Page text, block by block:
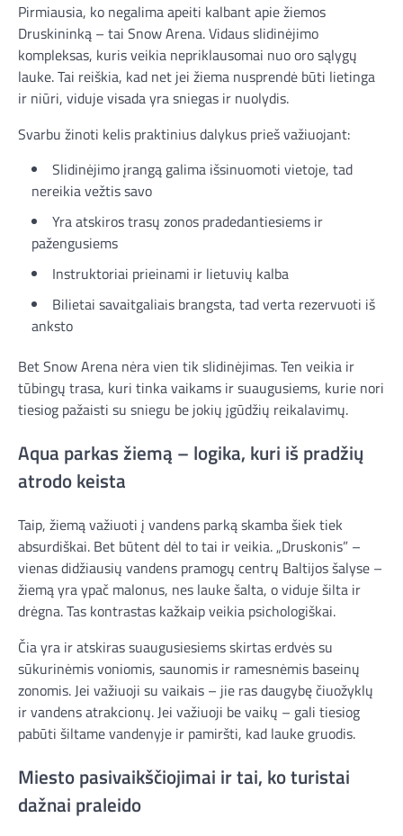
Pirmiausia, ko negalima apeiti kalbant apie žiemos
Druskininką – tai Snow Arena. Vidaus slidinėjimo
kompleksas, kuris veikia nepriklausomai nuo oro sąlygų
lauke. Tai reiškia, kad net jei žiema nusprendė būti lietinga
ir niūri, viduje visada yra sniegas ir nuolydis.
Svarbu žinoti kelis praktinius dalykus prieš važiuojant:
Slidinėjimo įrangą galima išsinuomoti vietoje, tad
nereikia vežtis savo
Yra atskiros trasų zonos pradedantiesiems ir
pažengusiems
Instruktoriai prieinami ir lietuvių kalba
Bilietai savaitgaliais brangsta, tad verta rezervuoti iš
anksto
Bet Snow Arena nėra vien tik slidinėjimas. Ten veikia ir
tūbingų trasa, kuri tinka vaikams ir suaugusiems, kurie nori
tiesiog pažaisti su sniegu be jokių įgūdžių reikalavimų.
Aqua parkas žiemą – logika, kuri iš pradžių
atrodo keista
Taip, žiemą važiuoti į vandens parką skamba šiek tiek
absurdiškai. Bet būtent dėl to tai ir veikia. „Druskonis” –
vienas didžiausių vandens pramogų centrų Baltijos šalyse –
žiemą yra ypač malonus, nes lauke šalta, o viduje šilta ir
drėgna. Tas kontrastas kažkaip veikia psichologiškai.
Čia yra ir atskiras suaugusiesiems skirtas erdvės su
sūkurinėmis voniomis, saunomis ir ramesnėmis baseinų
zonomis. Jei važiuoji su vaikais – jie ras daugybę čiuožyklų
ir vandens atrakcionų. Jei važiuoji be vaikų – gali tiesiog
pabūti šiltame vandenyje ir pamiršti, kad lauke gruodis.
Miesto pasivaikščiojimai ir tai, ko turistai
dažnai praleido